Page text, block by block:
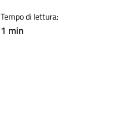
Tempo di lettura:
1 min